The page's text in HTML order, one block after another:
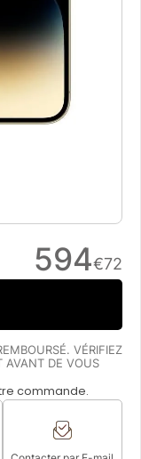
594€72
VÉRIFIEZ
AVANT DE VOUS
commande.